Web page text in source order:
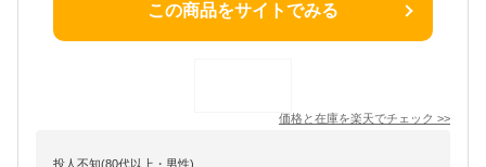
この商品をサイトでみる
価格と在庫を楽天でチェック >>
投人不知(80代以上・男性)